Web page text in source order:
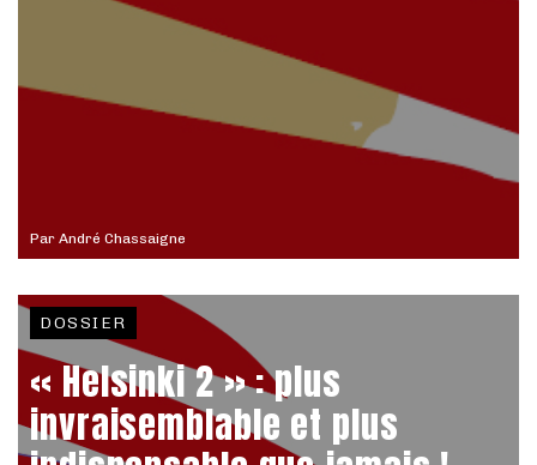
Par André Chassaigne
DOSSIER
« Helsinki 2 » : plus
invraisemblable et plus